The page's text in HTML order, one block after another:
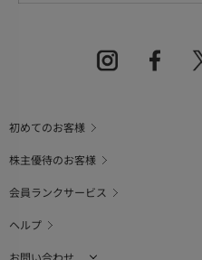
初めてのお客様
株主優待のお客様
会員ランクサービス
ヘルプ